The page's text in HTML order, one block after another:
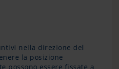
nella direzione del
la posizione
possono essere fissate a